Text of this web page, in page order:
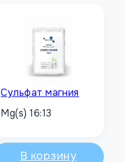
Сульфат магния
Mg(s) 16:13
В корзину